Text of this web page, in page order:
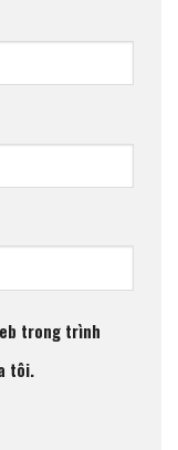
trong trình
tôi.